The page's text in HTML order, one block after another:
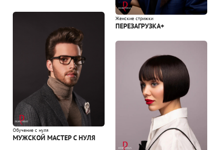
Женские стрижки
ПЕРЕЗАГРУЗКА+
Обучение с нуля
МУЖСКОЙ МАСТЕР С НУЛЯ